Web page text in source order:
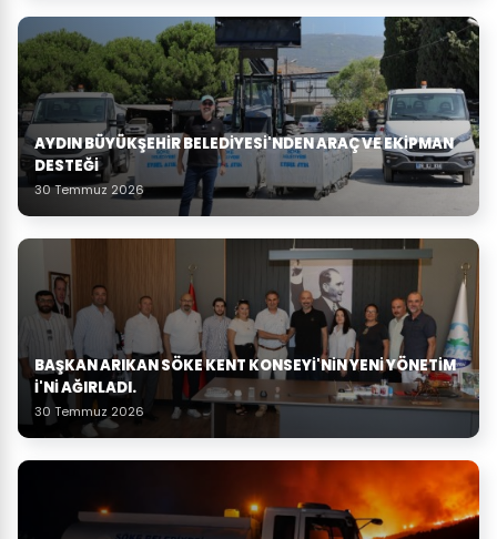
AYDIN BÜYÜKŞEHIR BELEDIYESI'NDEN ARAÇ VE EKIPMAN
DESTEĞI
30 Temmuz 2026
BAŞKAN ARIKAN SÖKE KENT KONSEYI'NIN YENI YÖNETIM
I'NI AĞIRLADI.
30 Temmuz 2026